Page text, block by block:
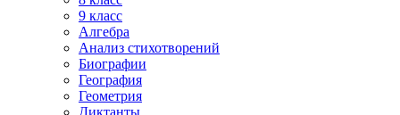
9 класс
Алгебра
Анализ стихотворений
Биографии
География
Геометрия
Диктанты